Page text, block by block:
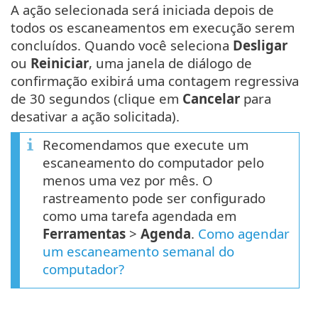
A ação selecionada será iniciada depois de
todos os escaneamentos em execução serem
concluídos. Quando você seleciona Desligar
ou Reiniciar, uma janela de diálogo de
confirmação exibirá uma contagem regressiva
de 30 segundos (clique em Cancelar para
desativar a ação solicitada).
Recomendamos que execute um
escaneamento do computador pelo
menos uma vez por mês. O
rastreamento pode ser configurado
como uma tarefa agendada em
Ferramentas > Agenda. Como agendar
um escaneamento semanal do
computador?